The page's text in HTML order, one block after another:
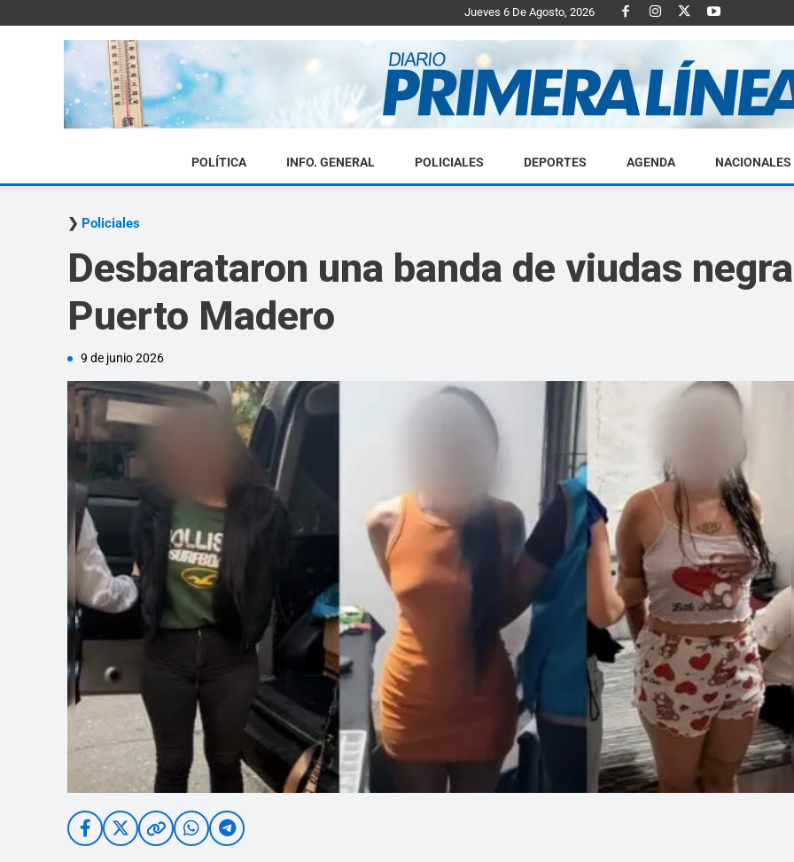
Jueves 6 De Agosto, 2026
Diario
POLÍTICA INFO. GENERAL POLICIALES DEPORTES AGENDA NACIONALES
Policiales
Desbarataron una banda de viudas
Puerto Madero
9 de junio 2026